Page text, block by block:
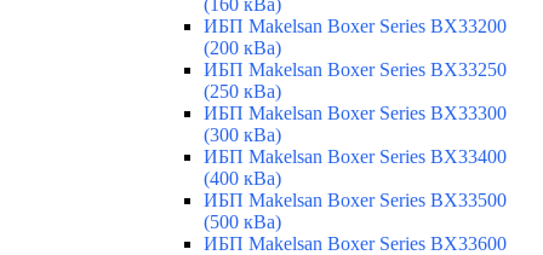
ИБП Makelsan Boxer Series BX33200
(200 кВа)
ИБП Makelsan Boxer Series BX33250
(250 кВа)
ИБП Makelsan Boxer Series BX33300
(300 кВа)
ИБП Makelsan Boxer Series BX33400
(400 кВа)
ИБП Makelsan Boxer Series BX33500
(500 кВа)
ИБП Makelsan Boxer Series BX33600